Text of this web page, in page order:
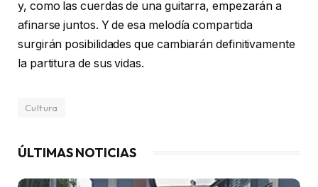
y, como las cuerdas de una guitarra, empezarán a
afinarse juntos. Y de esa melodía compartida
surgirán posibilidades que cambiarán definitivamente
la partitura de sus vidas.
Cultura
ÚLTIMAS NOTICIAS